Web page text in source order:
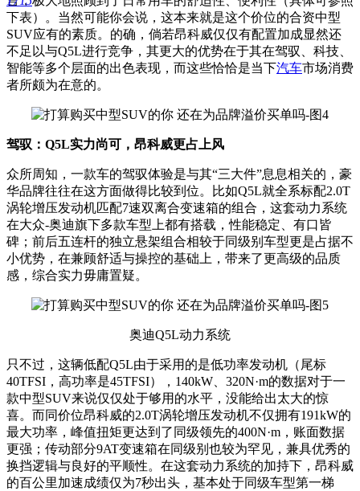
下表）。当然可能你会说，这本来就是这个价位的合资中型
SUV应有的素质。的确，倘若昂科威仅仅有配置加成显然还
不足以与Q5L进行竞争，其更大的优势在于其在驾驭、科技、
智能等多个层面的出色表现，而这些恰恰是当下汽车市场消费
者所颇为在意的。
驾驭：Q5L实力尚可，昂科威更占上风
众所周知，一款车的驾驭体验是与其“三大件”息息相关的，豪
华品牌往往在这方面做得比较到位。比如Q5L就全系标配2.0T
涡轮增压发动机匹配7速双离合变速箱的组合，这套动力系统
在大众-奥迪旗下多款车型上都有搭载，性能稳定、有口皆
碑；前后五连杆的独立悬架组合相较于同级别车型更是占据不
小优势，在兼顾舒适与操控的基础上，带来了更高级的品质
感，综合实力毋庸置疑。
奥迪Q5L动力系统
只不过，这辆低配Q5L由于采用的是低功率发动机（尾标
40TFSI，高功率是45TFSI），140kW、320N·m的数据对于一
款中型SUV来说仅仅处于够用的水平，没能给出太大的惊
喜。而同价位昂科威的2.0T涡轮增压发动机不仅拥有191kW的
最大功率，峰值扭矩更达到了同级领先的400N·m，账面数据
更强；传动部分9AT变速箱在同级别也较为罕见，兼具优秀的
换挡逻辑与良好的平顺性。在这套动力系统的加持下，昂科威
的百公里加速成绩仅为7秒出头，基本处于同级车型第一梯